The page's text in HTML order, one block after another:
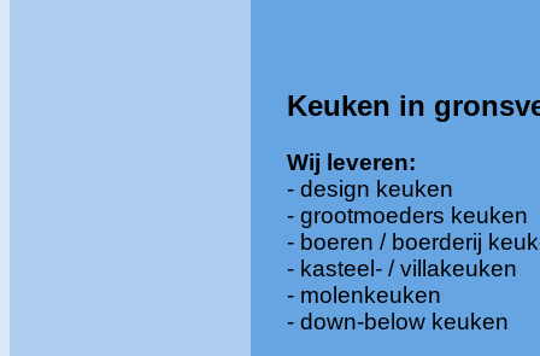
Keuken in
Wij leveren:
- design keuken
- grootmoeders keuken
- boeren / boerderij
- kasteel- / villakeuken
- molenkeuken
- down-below keuken